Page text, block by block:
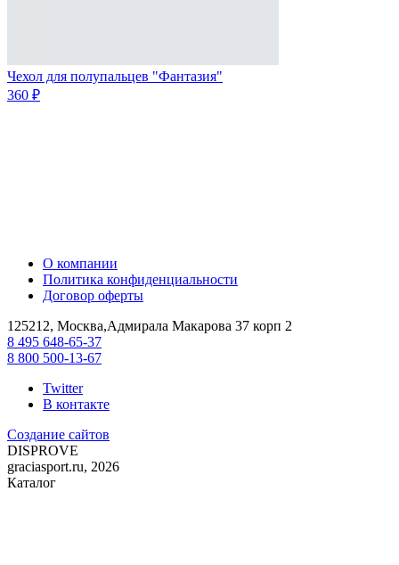
Чехол для полупальцев "Фантазия"
360 ₽
О компании
Политика конфиденциальности
Договор оферты
125212, Москва,Адмирала Макарова 37 корп 2
8 495 648-65-37
8 800 500-13-67
Twitter
В контакте
Создание сайтов
DISPROVE
graciasport.ru, 2026
Каталог